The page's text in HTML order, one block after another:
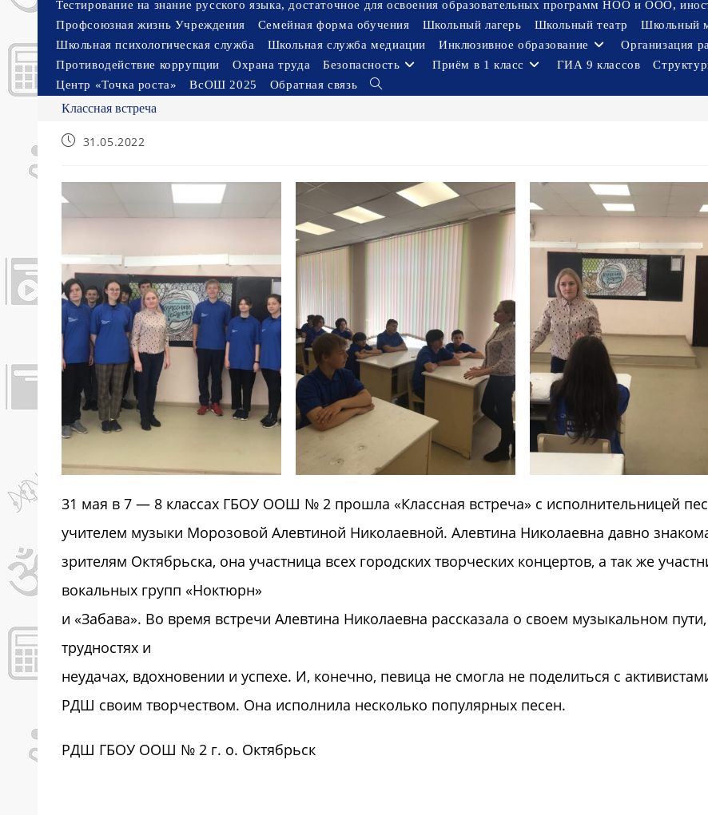
Тестирование на знание русского языка, достаточное для освоения образовательных программ НОО и ООО,
Профсоюзная жизнь Учреждения
Семейная форма обучения Школьный лагерь Школьный театр Школьный
Школьная психологическая служба
Школьная служба медиации Инклюзивное образование Организация
Противодействие коррупции
Охрана труда Безопасность Приём в 1 класс ГИА 9 классов
Центр «Точка роста»
ВсОШ 2025 Обратная связь
Переключить
Классная встреча
Запись31.05.2022
31 мая в 7 — 8 классах ГБОУ ООШ № 2 прошла «Классная встреча» с исполнительницей
учителем музыки Морозовой Алевтиной Николаевной. Алевтина Николаевна давно
зрителям Октябрьска, она участница всех городских творческих концертов, а так же
вокальных групп «Ноктюрн»
и «Забава». Во время встречи Алевтина Николаевна рассказала о своем музыкальном
трудностях и
неудачах, вдохновении и успехе. И, конечно, певица не смогла не поделиться с
РДШ своим творчеством. Она исполнила несколько популярных песен.
РДШ ГБОУ ООШ № 2 г. о. Октябрьск